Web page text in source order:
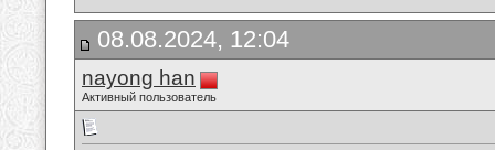
08.08.2024, 12:04
nayong han
Активный пользователь